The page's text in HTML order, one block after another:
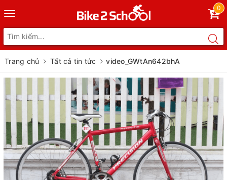
Toggle
navigation
0
Trang chủ Tất cả tin tức video_GWtAn642bhA